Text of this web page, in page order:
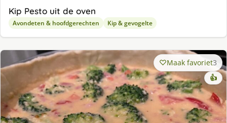
Kip Pesto uit de oven
Avondeten & hoofdgerechten Kip & gevogelte
Maak favoriet3
👍